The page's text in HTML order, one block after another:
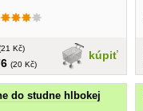
kúpiť
Kč)
(20 Kč)
do studne hlbokej